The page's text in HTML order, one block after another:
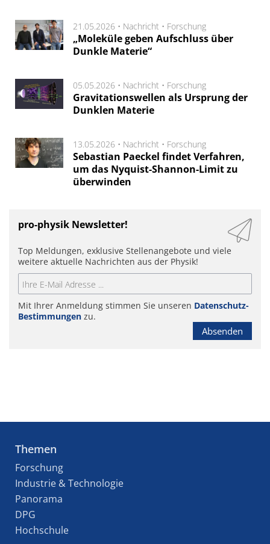
21.05.2026 • Nachricht • Forschung
„Moleküle geben Aufschluss über
Dunkle Materie“
05.05.2026 • Nachricht • Forschung
Gravitationswellen als Ursprung der
Dunklen Materie
13.05.2026 • Nachricht • Forschung
Sebastian Paeckel findet Verfahren,
um das Nyquist-Shannon-Limit zu
überwinden
pro-physik Newsletter!
Top Meldungen, exklusive Stellenangebote und viele
weitere aktuelle Nachrichten aus der Physik!
Mit Ihrer Anmeldung stimmen Sie unseren Datenschutz-
Bestimmungen zu.
Absenden
Themen
Forschung
Industrie & Technologie
Panorama
DPG
Hochschule